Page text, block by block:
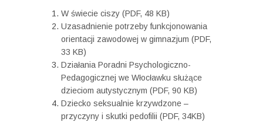
W świecie ciszy (PDF, 48 KB)
Uzasadnienie potrzeby funkcjonowania
orientacji zawodowej w gimnazjum (PDF,
33 KB)
Działania Poradni Psychologiczno-
Pedagogicznej we Włocławku służące
dzieciom autystycznym (PDF, 90 KB)
Dziecko seksualnie krzywdzone –
przyczyny i skutki pedofilii (PDF, 34KB)